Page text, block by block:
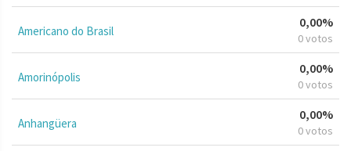
Americano do Brasil
0,00%
0 votos
Amorinópolis
0,00%
0 votos
Anhangüera
0,00%
0 votos